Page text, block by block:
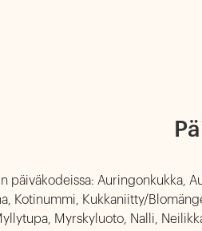
päiväkodeissa: Auringonkukka,
Kotinummi, Kukkaniitty/
Myrskyluoto, Nalli,